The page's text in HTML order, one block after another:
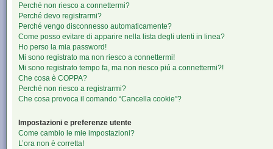
Perché non riesco a connettermi?
Perché devo registrarmi?
Perché vengo disconnesso automaticamente?
Come posso evitare di apparire nella lista degli utenti in linea?
Ho perso la mia password!
Mi sono registrato ma non riesco a connettermi!
Mi sono registrato tempo fa, ma non riesco piú a connettermi?!
Che cosa è COPPA?
Perché non riesco a registrarmi?
Che cosa provoca il comando “Cancella cookie”?
Impostazioni e preferenze utente
Come cambio le mie impostazioni?
L’ora non è corretta!